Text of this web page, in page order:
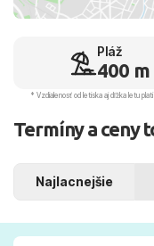
Pláž
400 m
* Vzdialenosť od letiska aj dľžka letu
Termíny a ceny
Najlacnejšie